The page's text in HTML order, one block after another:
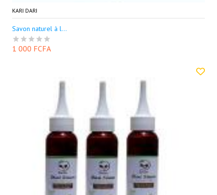
KARI DARI
Savon naturel à l...
1 000 FCFA